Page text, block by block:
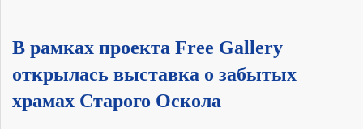
В рамках проекта Free Gallery
открылась выставка о забытых
храмах Старого Оскола